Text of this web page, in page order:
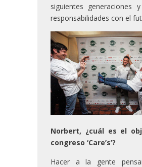
siguientes generaciones
responsabilidades con el
Norbert, ¿cuál es el
congreso ‘Care’s’?
Hacer a la gente